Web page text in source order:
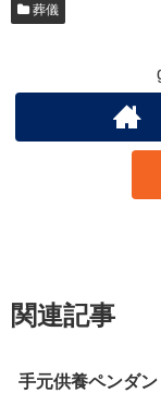
葬儀
関連記事
手元供養ペンダ